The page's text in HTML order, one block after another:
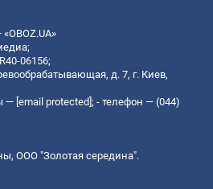
06156;
д. 7, г. Киев,
— [email protected]; - телефон — (044)
ООО "Золотая середина".